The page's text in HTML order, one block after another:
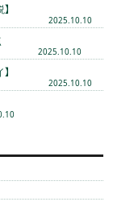
2025.10.10
2025.10.10
2025.10.10